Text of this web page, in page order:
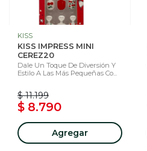
KISS
KISS IMPRESS MINI
CEREZ20
Dale Un Toque De Diversión Y
Estilo A Las Más Pequeñas Co...
$ 11.199
$ 8.790
Agregar